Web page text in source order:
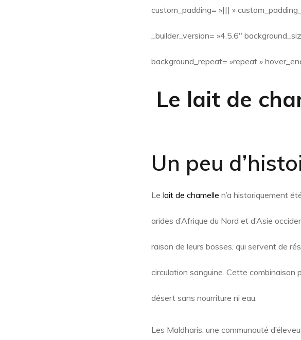
custom_padding= »||| »
_builder_version= »4.5.6″
background_repeat= »repeat »
Le lait de
Un peu
Le lait de chamelle n’a historiquement
arides d’Afrique du Nord et d’Asie
raison de leurs bosses, qui servent de
circulation sanguine. Cette combinaison
désert sans nourriture ni eau.
Les Maldharis, une communauté